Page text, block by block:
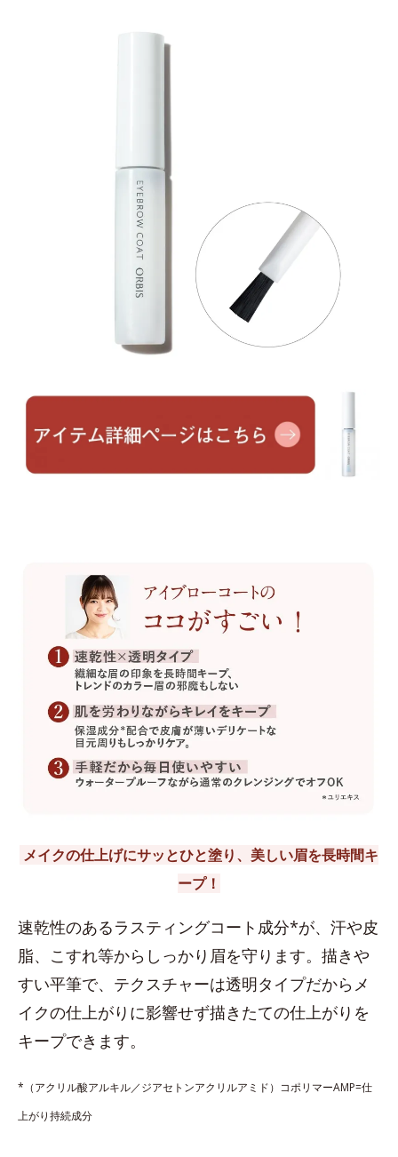
メイクの仕上げにサッとひと塗り、美しい眉を長時間キ
ープ！
速乾性のあるラスティングコート成分*が、汗や皮
脂、こすれ等からしっかり眉を守ります。描きや
すい平筆で、テクスチャーは透明タイプだからメ
イクの仕上がりに影響せず描きたての仕上がりを
キープできます。
*（アクリル酸アルキル／ジアセトンアクリルアミド）コポリマーAMP=仕
上がり持続成分